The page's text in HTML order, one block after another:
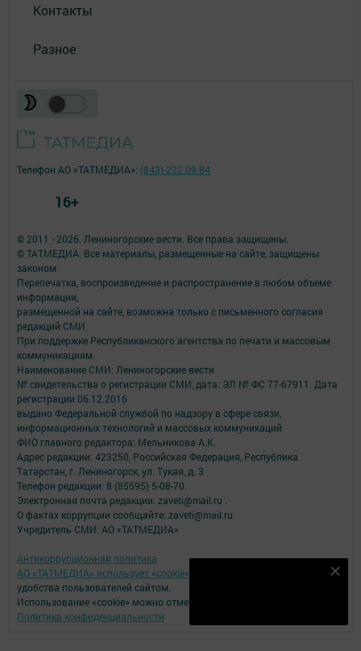
Контакты
Разное
© 2011 - 2026. Лениногорские вести. Все права защищены.
© ТАТМЕДИА. Все материалы, размещенные на сайте, защищены
законом.
Перепечатка, воспроизведение и распространение в любом объеме
информации,
размещенной на сайте, возможна только с письменного согласия
редакций СМИ.
При поддержке Республиканского агентства по печати и массовым
коммуникациям.
Наименование СМИ: Лениногорские вести
№ свидетельства о регистрации СМИ, дата: ЭЛ № ФС 77-67911. Дата
регистрации 06.12.2016
выдано Федеральной службой по надзору в сфере связи,
информационных технологий и массовых коммуникаций
ФИО главного редактора: Мельникова А.К.
Адрес редакции: 423250, Российская Федерация, Республика
Татарстан, г. Лениногорск, ул. Тукая, д. 3
Телефон редакции: 8 (85595) 5-08-70.
Электронная почта редакции: zaveti@mail.ru .
О фактах коррупции сообщайте: zaveti@mail.ru
Учредитель СМИ: АО «ТАТМЕДИА»
Антикоррупционная политика
АО «ТАТМЕДИА» использует «cookie» для персонализации сервисов и
удобства пользователей сайтом.
Использование «cookie» можно отменить в настройках браузера.
Политика конфиденциальности
Телефон АО «ТАТМЕДИА»: (843) 222 09 84
16+